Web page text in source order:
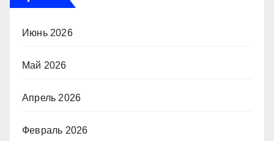
Июнь 2026
Май 2026
Апрель 2026
Февраль 2026